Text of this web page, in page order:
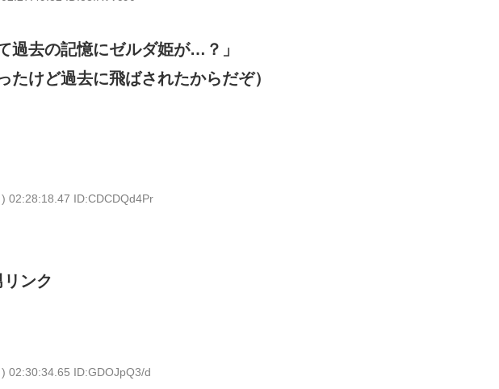
過去の記憶にゼルダ姫が…？」
たけど過去に飛ばされたからだぞ）
02:28:18.47 ID:CDCDQd4Pr
ンク
02:30:34.65 ID:GDOJpQ3/d